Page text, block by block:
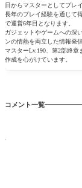
日からマスターとしてプレ
長年のプレイ経験を通じて
で運営6年目となります。
ガジェットやゲームへの深
ンの情熱を両立した情報発
マスターLv.190、第2部終
作成を心がけています。
コメント一覧